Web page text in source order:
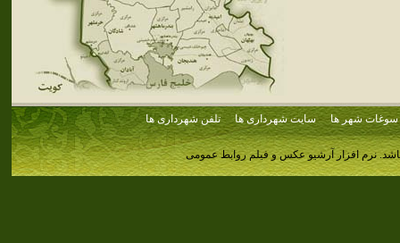
سوغات شهر ها سایت شهرداری ها تلفن شهرداری ها
نرم افزار آرشیو عکس و فیلم روابط عمومی